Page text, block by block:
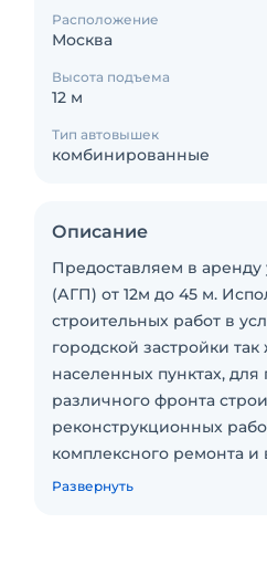
Расположение
Москва
Высота подъема
12 м
Тип автовышек
комбинированные
Описание
Предоставляем в аренду
(АГП) от 12м до 45 м.
строительных работ в
городской застройки
населенных пунктах, для
различного фронта
реконструкционных
комплексного ремонта и
многоэтажных объектов,
Развернуть